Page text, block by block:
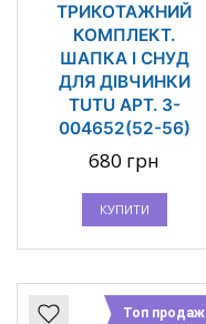
ТРИКОТАЖНИЙ
КОМПЛЕКТ.
ШАПКА І СНУД
ДЛЯ ДІВЧИНКИ
TUTU АРТ. 3-
004652(52-56)
680 грн
КУПИТИ
Топ продаж